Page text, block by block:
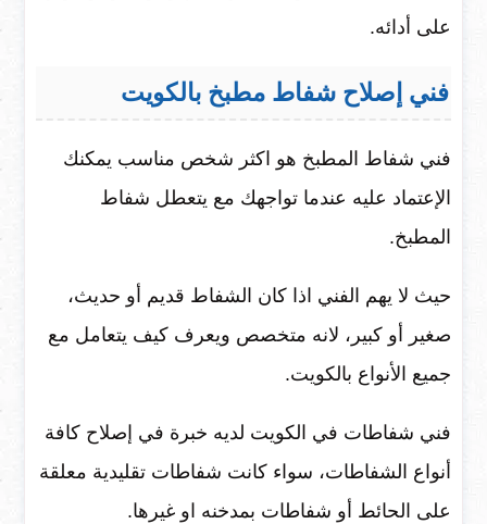
على أدائه.
فني إصلاح شفاط مطبخ بالكويت
فني شفاط المطبخ هو اكثر شخص مناسب يمكنك
الإعتماد عليه عندما تواجهك مع يتعطل شفاط
المطبخ.
حيث لا يهم الفني اذا كان الشفاط قديم أو حديث،
صغير أو كبير، لانه متخصص ويعرف كيف يتعامل مع
جميع الأنواع بالكويت.
فني شفاطات في الكويت لديه خبرة في إصلاح كافة
أنواع الشفاطات، سواء كانت شفاطات تقليدية معلقة
على الحائط أو شفاطات بمدخنه او غيرها.